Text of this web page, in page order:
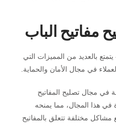
مفاتيح الباب
بالعديد من المميزات التي
في مجال الأمان والحماية.
في مجال تصليح المفاتيح
في هذا المجال، مما يمنحه
مشاكل مختلفة تتعلق بالمفاتيح